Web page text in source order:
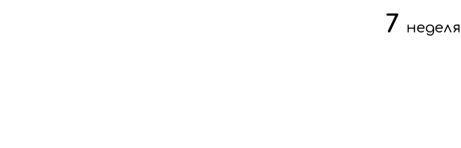
7 неделя